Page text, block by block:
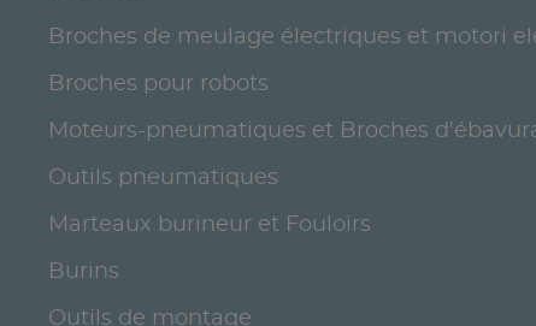
Broches de meulage électriques et motori
Broches pour robots
Moteurs-pneumatiques et Broches
Outils pneumatiques
Marteaux burineur et Fouloirs
Burins
Outils de montage